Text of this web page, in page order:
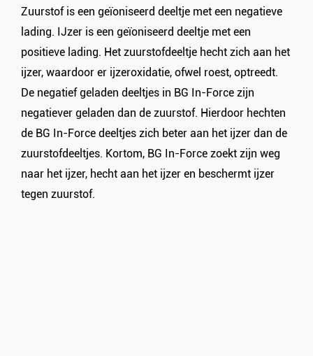
Zuurstof is een geïoniseerd deeltje met een negatieve
lading. IJzer is een geïoniseerd deeltje met een
positieve lading. Het zuurstofdeeltje hecht zich aan het
ijzer, waardoor er ijzeroxidatie, ofwel roest, optreedt.
De negatief geladen deeltjes in BG In-Force zijn
negatiever geladen dan de zuurstof. Hierdoor hechten
de BG In-Force deeltjes zich beter aan het ijzer dan de
zuurstofdeeltjes. Kortom, BG In-Force zoekt zijn weg
naar het ijzer, hecht aan het ijzer en beschermt ijzer
tegen zuurstof.